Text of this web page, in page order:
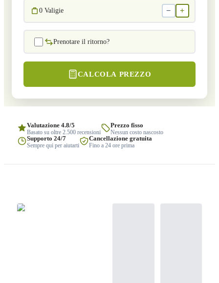
0 Valigie − +
Prenotare il ritorno?
CALCOLA PREZZO
Valutazione 4.8/5
Basato su oltre 2.500 recensioni
Prezzo fisso
Nessun costo nascosto
Supporto 24/7
Sempre qui per aiutarti
Cancellazione gratuita
Fino a 24 ore prima